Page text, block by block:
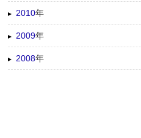
2010年
2009年
2008年